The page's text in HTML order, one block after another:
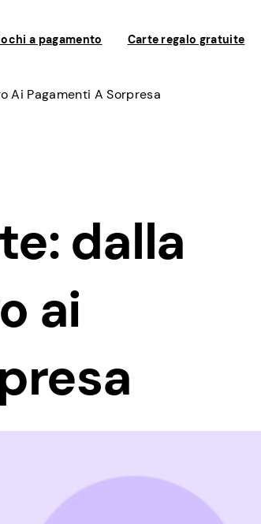
a pagamento Carte regalo gratuite
Ai Pagamenti A Sorpresa
dalla
ai